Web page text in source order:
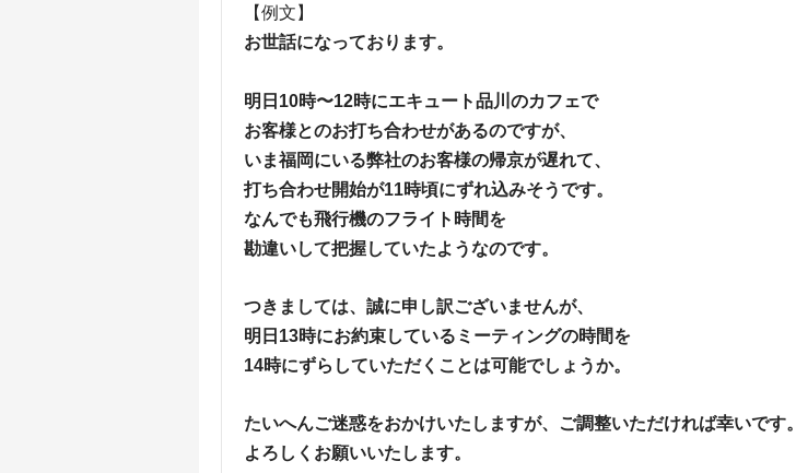
【例文】
お世話になっております。
明日10時〜12時にエキュート品川のカフェで
お客様とのお打ち合わせがあるのですが、
いま福岡にいる弊社のお客様の帰京が遅れて、
打ち合わせ開始が11時頃にずれ込みそうです。
なんでも飛行機のフライト時間を
勘違いして把握していたようなのです。
つきましては、誠に申し訳ございませんが、
明日13時にお約束しているミーティングの時間を
14時にずらしていただくことは可能でしょうか。
たいへんご迷惑をおかけいたしますが、ご調整いただければ幸いです。
よろしくお願いいたします。